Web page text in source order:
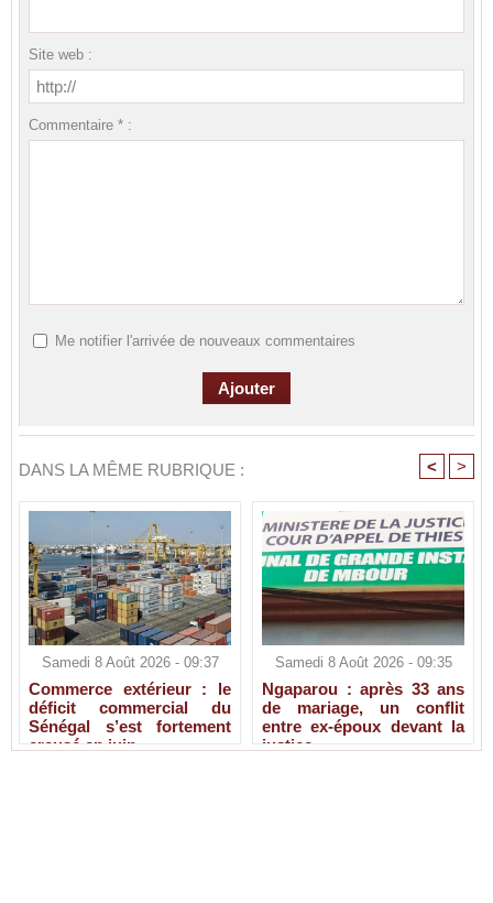
Site web :
Commentaire * :
Me notifier l'arrivée de nouveaux commentaires
DANS LA MÊME RUBRIQUE : < >
Samedi 8 Août 2026 - 09:37
Commerce extérieur : le
déficit commercial du
Sénégal s’est fortement
creusé en juin
Samedi 8 Août 2026 - 09:35
Ngaparou : après 33 ans
de mariage, un conflit
entre ex-époux devant la
justice